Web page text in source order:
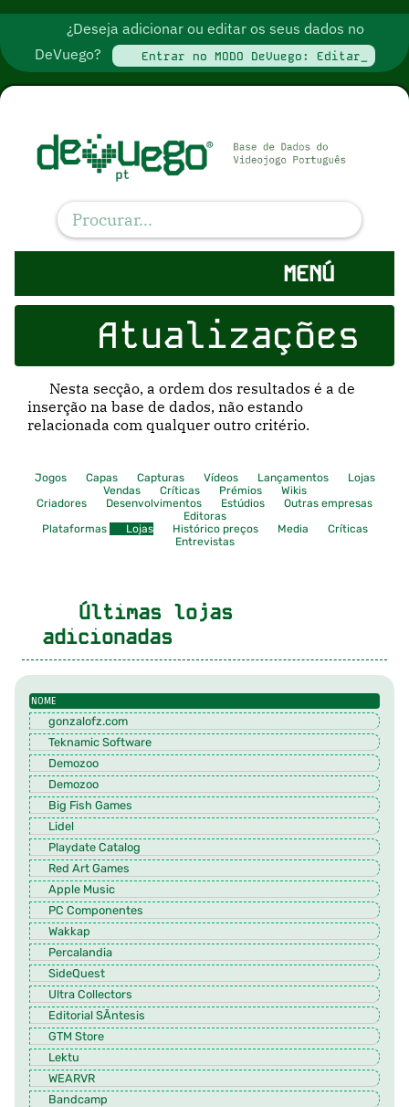
¿Deseja adicionar ou editar os seus dados no
DeVuego?
Entrar no MODO DeVuego: Editar_
MENÚ
Atualizações
Nesta secção, a ordem dos resultados é a de
inserção na base de dados, não estando
relacionada com qualquer outro critério.
Jogos Capas Capturas Vídeos Lançamentos
Lojas
Vendas
Críticas Prémios
Wikis
Criadores
Desenvolvimentos Estúdios
Outras empresas
Editoras
Plataformas
Lojas Histórico preços Media
Críticas
Entrevistas
Últimas lojas
adicionadas
NOME
gonzalofz.com
Teknamic Software
Demozoo
Demozoo
Big Fish Games
Lidel
Playdate Catalog
Red Art Games
Apple Music
PC Componentes
Wakkap
Percalandia
SideQuest
Ultra Collectors
Editorial SÃ­ntesis
GTM Store
Lektu
WEARVR
Bandcamp